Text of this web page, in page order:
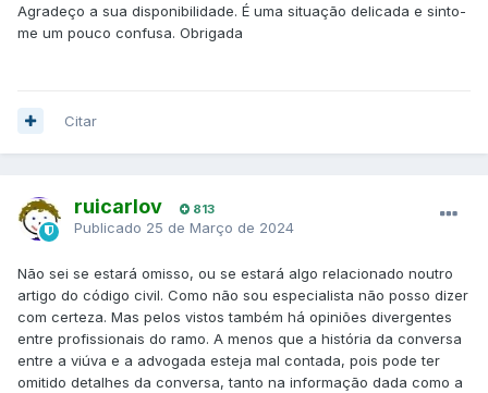
Agradeço a sua disponibilidade. É uma situação delicada e sinto-
me um pouco confusa. Obrigada
Citar
ruicarlov 813
Publicado 25 de Março de 2024
Não sei se estará omisso, ou se estará algo relacionado noutro
artigo do código civil. Como não sou especialista não posso dizer
com certeza. Mas pelos vistos também há opiniões divergentes
entre profissionais do ramo. A menos que a história da conversa
entre a viúva e a advogada esteja mal contada, pois pode ter
omitido detalhes da conversa, tanto na informação dada como a